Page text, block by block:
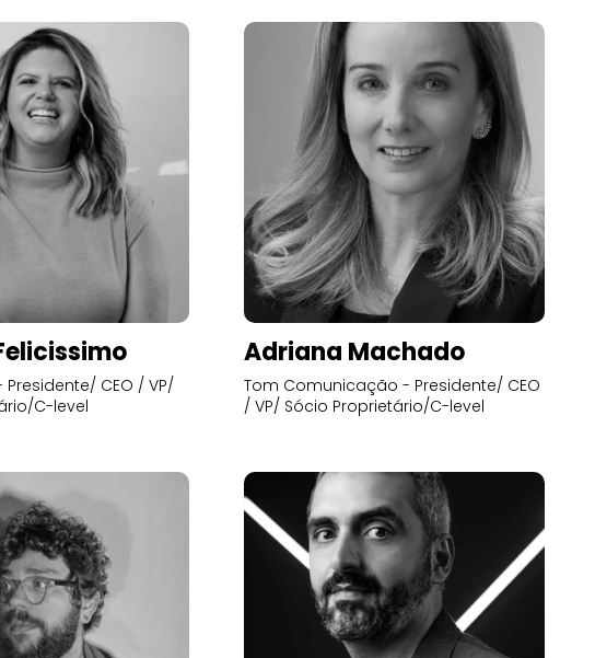
CEO / VP/
C-level
Adriana Machado
Tom Comunicação - Presidente/ CEO
/ VP/ Sócio Proprietário/C-level